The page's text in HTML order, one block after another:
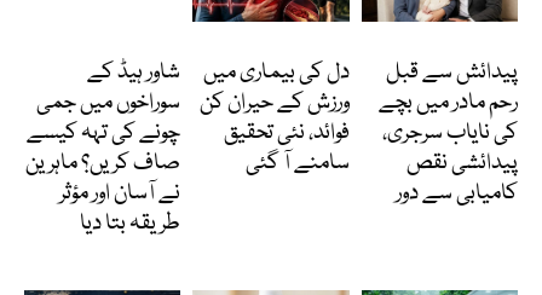
پیدائش سے قبل
رحم مادر میں بچے
کی نایاب سرجری،
پیدائشی نقص
کامیابی سے دور
دل کی بیماری میں
ورزش کے حیران کن
فوائد، نئی تحقیق
سامنے آ گئی
شاور ہیڈ کے
سوراخوں میں جمی
چونے کی تہہ کیسے
صاف کریں؟ ماہرین
نے آسان اور مؤثر
طریقہ بتا دیا